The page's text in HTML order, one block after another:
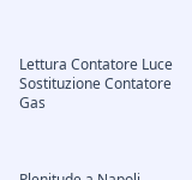
Lettura Contatore Luce
Sostituzione Contatore
Gas